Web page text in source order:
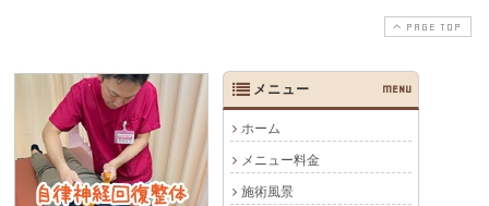
PAGE TOP
メニュー MENU
ホーム
メニュー料金
施術風景